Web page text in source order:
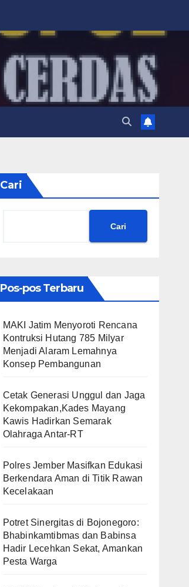
Cari
Cari
Pos-pos Terbaru
MAKI Jatim Menyoroti Rencana
Kontruksi Hutang 785 Milyar
Menjadi Alaram Lemahnya
Konsep Pembangunan
Cetak Generasi Unggul dan Jaga
Kekompakan,Kades Mayang
Kawis Hadirkan Semarak
Olahraga Antar-RT
Polres Jember Masifkan Edukasi
Berkendara Aman di Titik Rawan
Kecelakaan
​Potret Sinergitas di Bojonegoro:
Bhabinkamtibmas dan Babinsa
Hadir Lecehkan Sekat, Amankan
Pesta Warga